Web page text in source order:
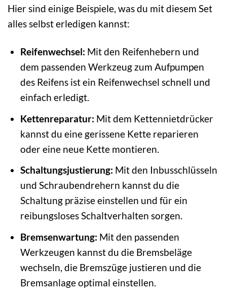
Hier sind einige Beispiele, was du mit diesem Set
alles selbst erledigen kannst:
Reifenwechsel: Mit den Reifenhebern und
dem passenden Werkzeug zum Aufpumpen
des Reifens ist ein Reifenwechsel schnell und
einfach erledigt.
Kettenreparatur: Mit dem Kettennietdrücker
kannst du eine gerissene Kette reparieren
oder eine neue Kette montieren.
Schaltungsjustierung: Mit den Inbusschlüsseln
und Schraubendrehern kannst du die
Schaltung präzise einstellen und für ein
reibungsloses Schaltverhalten sorgen.
Bremsenwartung: Mit den passenden
Werkzeugen kannst du die Bremsbeläge
wechseln, die Bremszüge justieren und die
Bremsanlage optimal einstellen.